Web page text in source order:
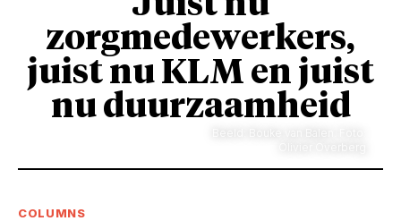
zorgmedewerkers,
juist nu KLM en juist
nu duurzaamheid
COLUMNS